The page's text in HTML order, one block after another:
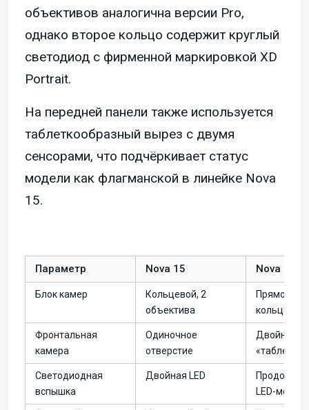
объективов аналогична версии Pro,
однако второе кольцо содержит круглый
светодиод с фирменной маркировкой XD
Portrait.
На передней панели также используется
таблеткообразный вырез с двумя
сенсорами, что подчёркивает статус
модели как флагманской в линейке Nova
15.
Параметр Nova 15 Nova 15
Блок камер
Кольцевой, 2
объектива
кольца
Фронтальная
камера
Одиночное
отверстие
Двойная,
«таблетка»
Светодиодная
вспышка
Двойная LED
LED-